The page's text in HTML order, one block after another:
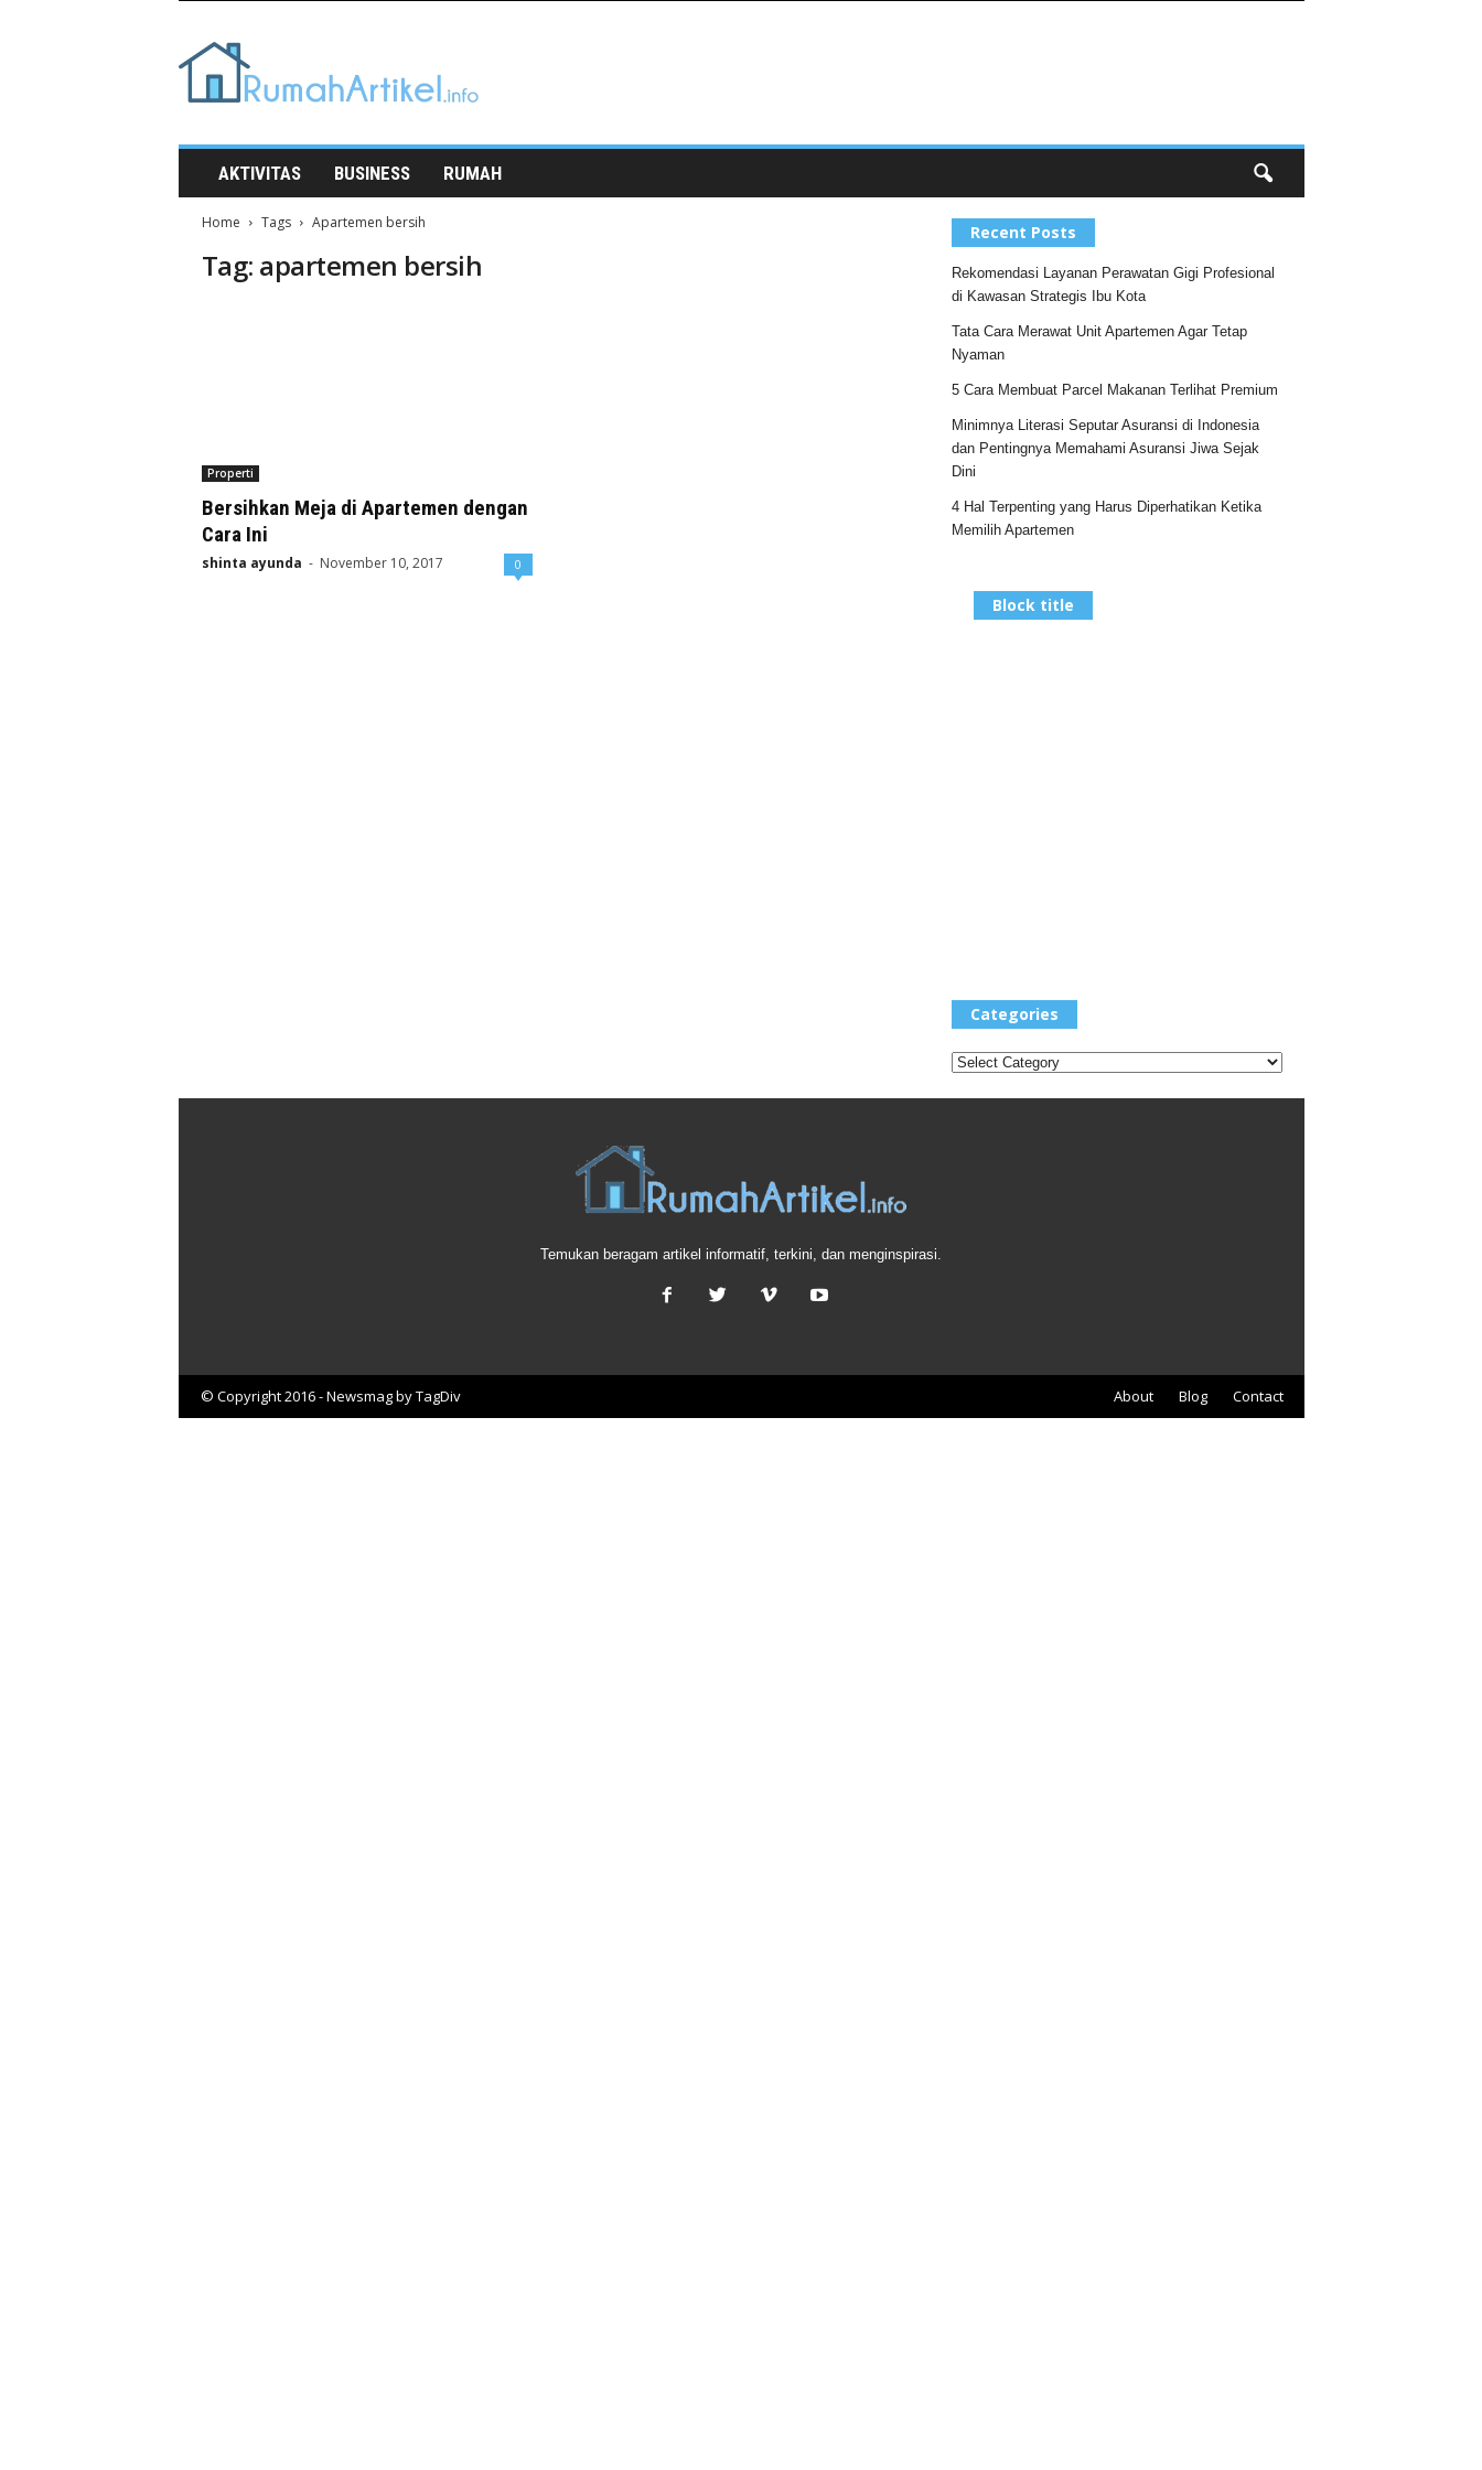
Artikel
AKTIVITAS BUSINESS RUMAH
Home Tags Apartemen bersih
Tag: apartemen bersih
Properti
Bersihkan Meja di Apartemen dengan
Cara Ini
shinta ayunda - November 10, 2017 0
Recent Posts
Rekomendasi Layanan Perawatan Gigi Profesional
di Kawasan Strategis Ibu Kota
Tata Cara Merawat Unit Apartemen Agar Tetap
Nyaman
5 Cara Membuat Parcel Makanan Terlihat Premium
Minimnya Literasi Seputar Asuransi di Indonesia
dan Pentingnya Memahami Asuransi Jiwa Sejak
Dini
4 Hal Terpenting yang Harus Diperhatikan Ketika
Memilih Apartemen
Block title
Categories
Temukan beragam artikel informatif, terkini, dan menginspirasi.
About Blog Contact
© Copyright 2016 - Newsmag by TagDiv